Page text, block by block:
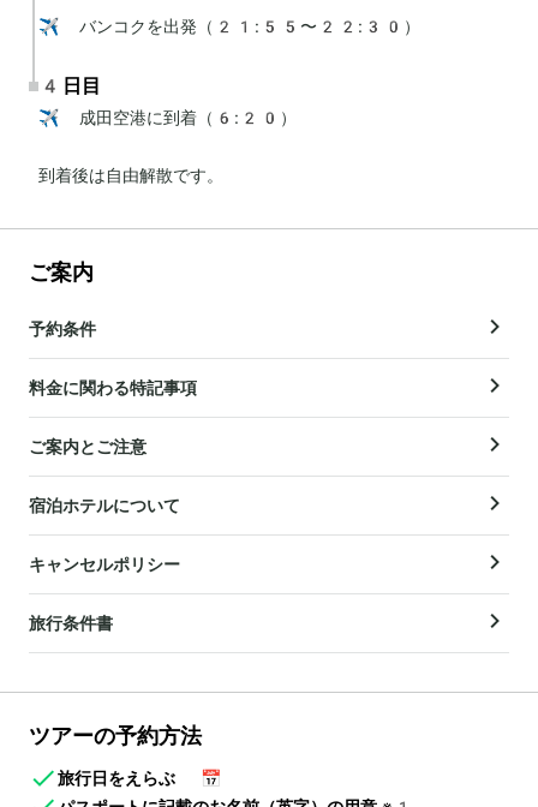
✈️ バンコクを出発（21:55〜22:30）
4日目
✈️ 成田空港に到着（6:20）
到着後は自由解散です。
ご案内
予約条件
料金に関わる特記事項
ご案内とご注意
宿泊ホテルについて
キャンセルポリシー
旅行条件書
ツアーの予約方法
旅行日をえらぶ
📅